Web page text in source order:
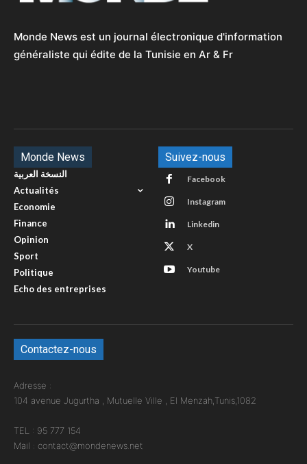
Monde News est un journal électronique d'information
généraliste qui édite de la Tunisie en Ar & Fr
Monde News
النسخة العربية
Actualités
Economie
Finance
Opinion
Sport
Politique
Echo des entreprises
Suivez-nous
Facebook
Instagram
Linkedin
X
Youtube
Contactez-nous
Adresse :
104 avenue Jugurtha , Mutuelle Ville , El Menzah,Tunis,1082
TEL : 95 777 154
Mail : contact@mondenews.net